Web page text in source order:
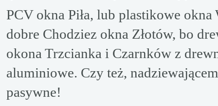
PCV okna Piła, lub plastikowe okna
dobre Chodziez okna Złotów, bo
okona Trzcianka i Czarnków z
aluminiowe. Czy też,
pasywne!